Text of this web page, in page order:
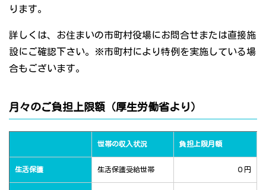
ります。
詳しくは、お住まいの市町村役場にお問合せまたは直接施
設にご確認下さい。※市町村により特例を実施している場
合もございます。
月々のご負担上限額（厚生労働省より）
世帯の収入状況 負担上限月額
生活保護 生活保護受給世帯 ０円